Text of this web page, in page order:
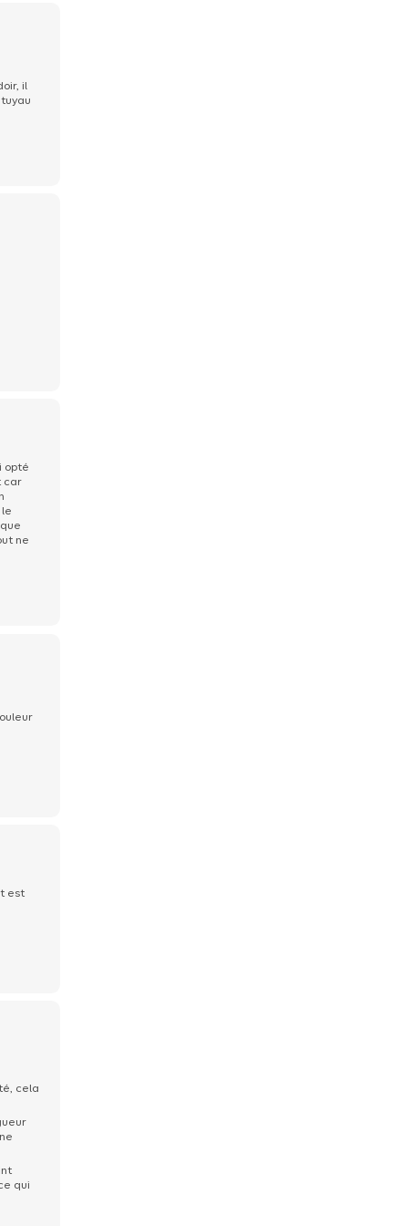
il
opté
car
ne
est
cela
qui